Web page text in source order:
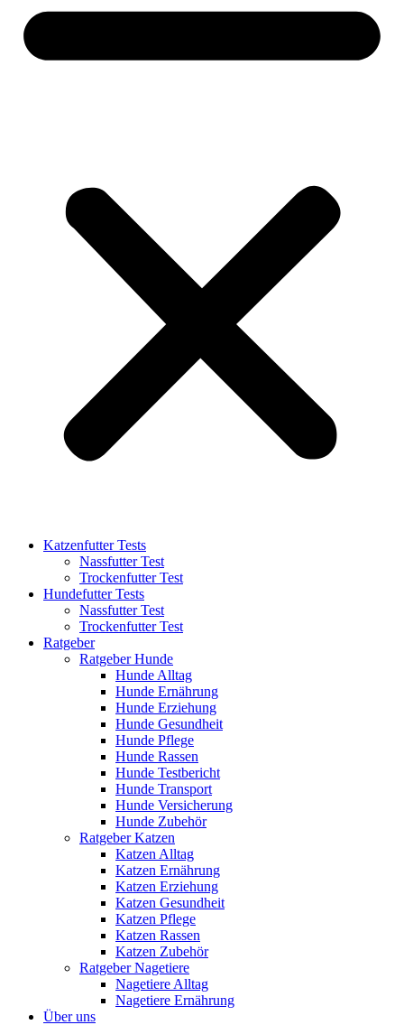
Katzenfutter Tests
Nassfutter Test
Trockenfutter Test
Hundefutter Tests
Nassfutter Test
Trockenfutter Test
Ratgeber
Ratgeber Hunde
Hunde Alltag
Hunde Ernährung
Hunde Erziehung
Hunde Gesundheit
Hunde Pflege
Hunde Rassen
Hunde Testbericht
Hunde Transport
Hunde Versicherung
Hunde Zubehör
Ratgeber Katzen
Katzen Alltag
Katzen Ernährung
Katzen Erziehung
Katzen Gesundheit
Katzen Pflege
Katzen Rassen
Katzen Zubehör
Ratgeber Nagetiere
Nagetiere Alltag
Nagetiere Ernährung
Über uns